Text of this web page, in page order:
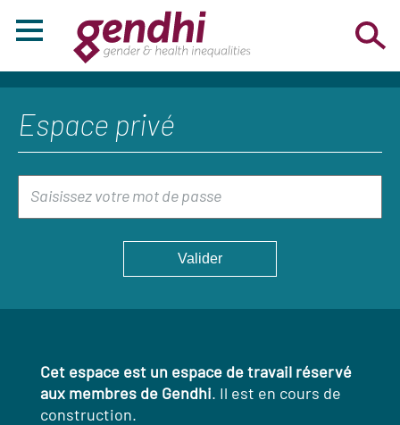
Espace privé
Cet espace est un espace de travail réservé
aux membres de Gendhi. Il est en cours de
construction.